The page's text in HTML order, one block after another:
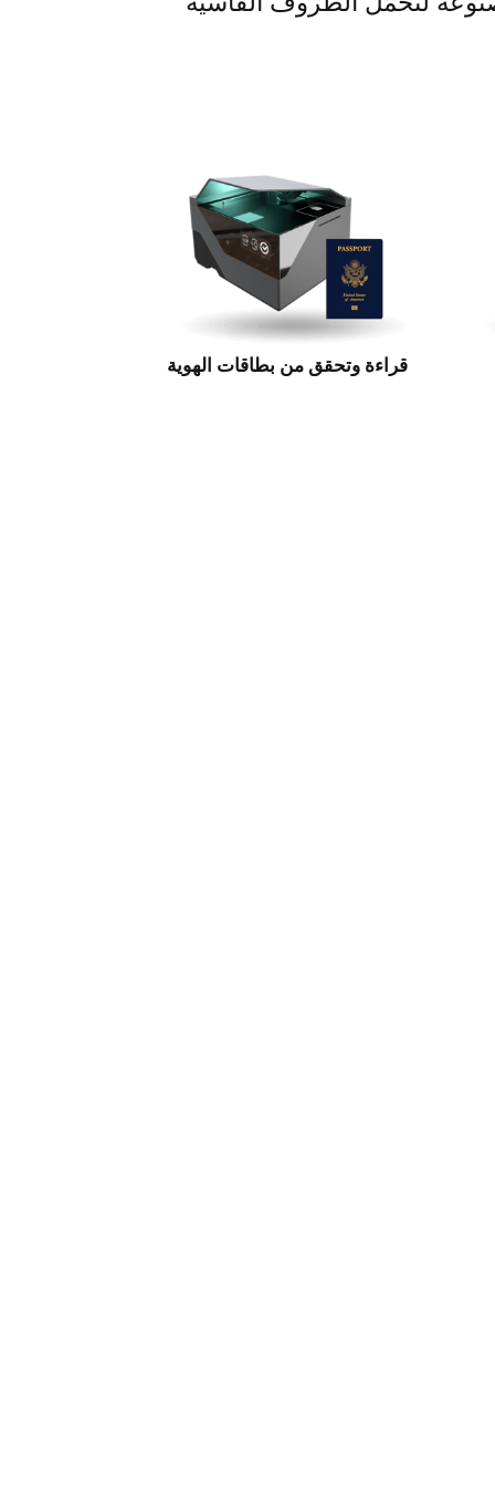
قراءة وتحقق من بطاقات الهوية